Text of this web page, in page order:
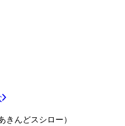
きんどスシロー）